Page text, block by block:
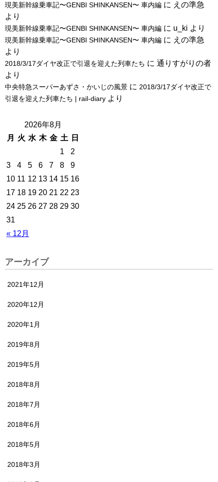
現美新幹線乗車記〜GENBI SHINKANSEN〜 車内編 に えの準急
より
現美新幹線乗車記〜GENBI SHINKANSEN〜 車内編 に u_ki より
現美新幹線乗車記〜GENBI SHINKANSEN〜 車内編 に えの準急
より
2018/3/17ダイヤ改正で引退を迎えた列車たち に 通りすがりの者
より
中央特急スーパーあずさ・かいじの風景 に 2018/3/17ダイヤ改正で
引退を迎えた列車たち | rail-diary より
2026年8月
月
火 水 木 金 土 日
« 12月
1
2
3
4 5 6 7 8
9
10 11 12 13 14 15 16
17 18 19 20 21 22 23
24 25 26 27 28 29 30
31
アーカイブ
2021年12月
2020年12月
2020年1月
2019年8月
2019年5月
2018年8月
2018年7月
2018年6月
2018年5月
2018年3月